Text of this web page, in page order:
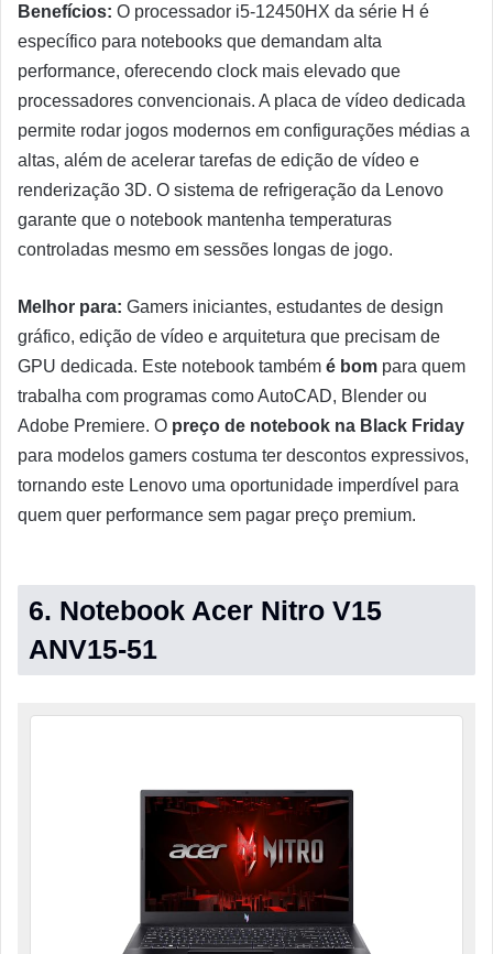
Benefícios: O processador i5-12450HX da série H é
específico para notebooks que demandam alta
performance, oferecendo clock mais elevado que
processadores convencionais. A placa de vídeo dedicada
permite rodar jogos modernos em configurações médias a
altas, além de acelerar tarefas de edição de vídeo e
renderização 3D. O sistema de refrigeração da Lenovo
garante que o notebook mantenha temperaturas
controladas mesmo em sessões longas de jogo.
Melhor para: Gamers iniciantes, estudantes de design
gráfico, edição de vídeo e arquitetura que precisam de
GPU dedicada. Este notebook também é bom para quem
trabalha com programas como AutoCAD, Blender ou
Adobe Premiere. O preço de notebook na Black Friday
para modelos gamers costuma ter descontos expressivos,
tornando este Lenovo uma oportunidade imperdível para
quem quer performance sem pagar preço premium.
6. Notebook Acer Nitro V15
ANV15-51